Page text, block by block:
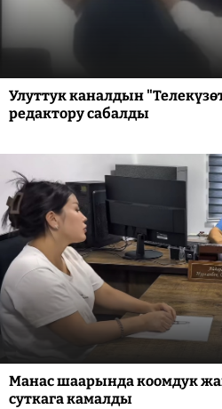
Улуттук каналдын
редактору сабалды
Манас шаарында коомдук
суткага камалды